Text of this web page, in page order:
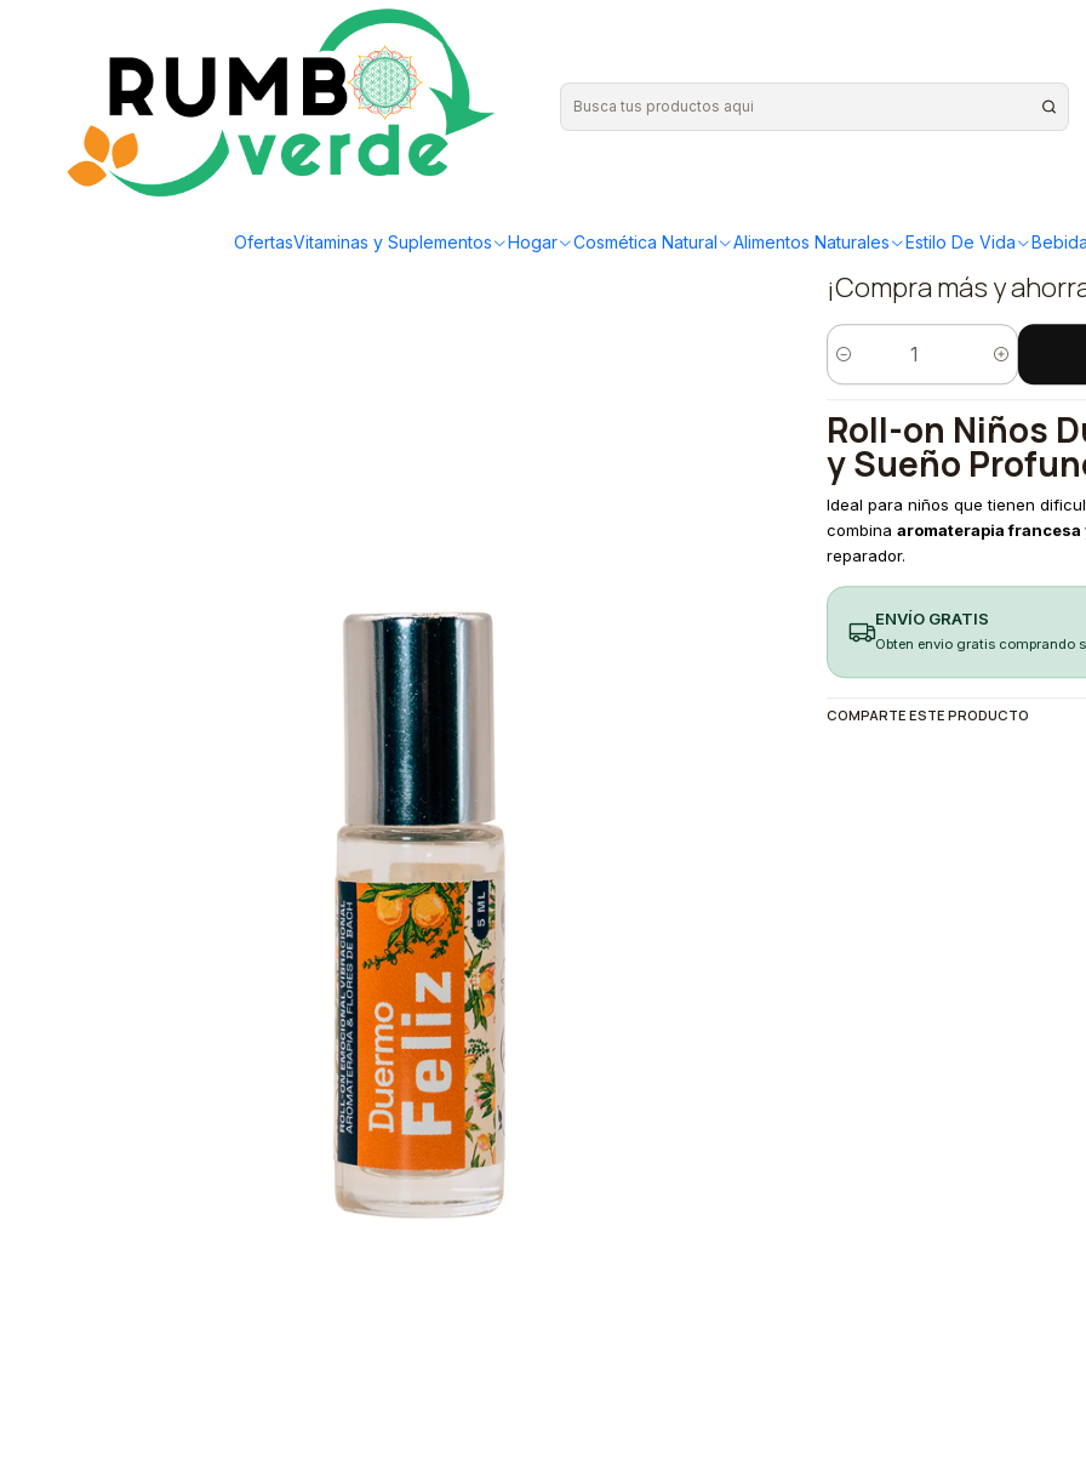
OfertasVitaminas y Suplementos Hogar Cosmética Natural Alimentos Naturales Estilo De Vida
Envío gratis por compras sobre los 59.990 en la provincia de Santiago
Cosmética Natural Aromaterapia y Bienestar Naturel Organics - Roll-on Niños Duermo Feliz 5ml
Duermo
¡Compra más y
Cantidad
Roll-on Niños
y Sueño
Ideal para niños que tienen
combina aromaterapia francesa
reparador.
ENVÍO GRATIS
Obten envio gratis comprando
COMPARTE ESTE PRODUCTO